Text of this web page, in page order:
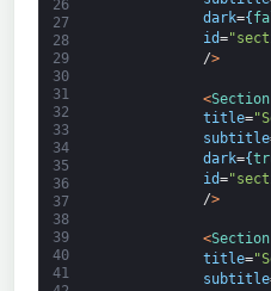
26
27
28
29
30
31
32
33
34
35
36
37
38
39
40
41
dark={
id=
/>
<Section
title=
subtitle
dark={
id=
/>
<Section
title=
subtitle